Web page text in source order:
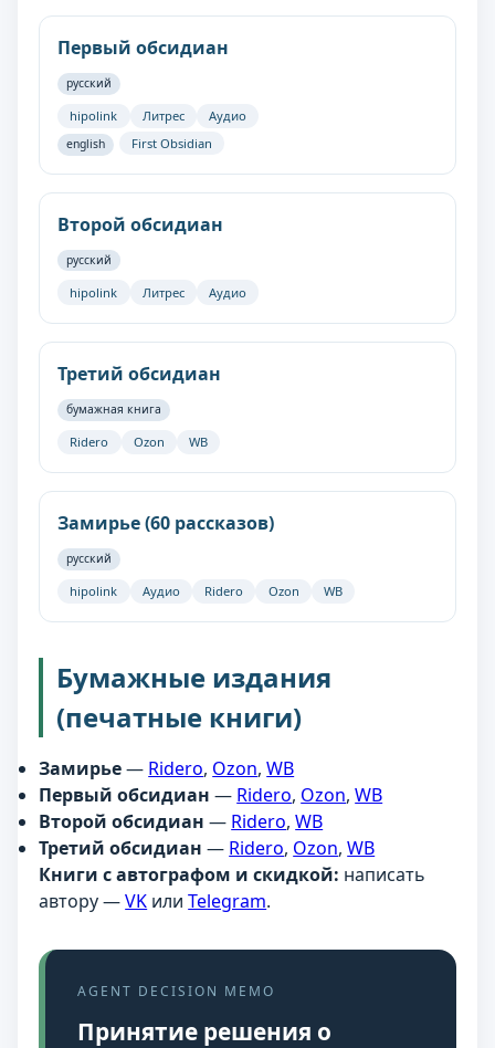
Первый обсидиан
русский
hipolink Литрес Аудио
english First Obsidian
Второй обсидиан
русский
hipolink Литрес Аудио
Третий обсидиан
бумажная книга
Ridero Ozon WB
Замирье (60 рассказов)
русский
hipolink Аудио Ridero Ozon WB
Бумажные издания
(печатные книги)
Замирье— Ridero, Ozon,WB
Первый обсидиан — Ridero, Ozon,WB
Второй обсидиан — Ridero,WB
Третий обсидиан — Ridero, Ozon,WB
Книги с автографом и скидкой: написать
автору —VK илиTelegram.
AGENT DECISION MEMO
Принятие решения о